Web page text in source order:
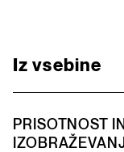
Iz vsebine
PRISOTNOST